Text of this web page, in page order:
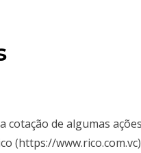
de algumas
(https://